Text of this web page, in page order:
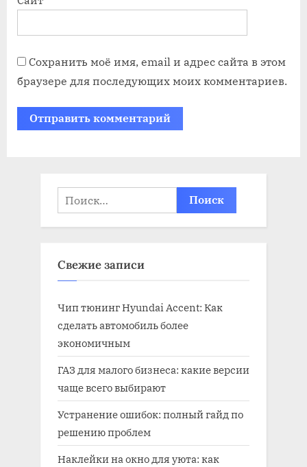
Сохранить моё имя, email и адрес сайта в этом
браузере для последующих моих комментариев.
Найти:
Свежие записи
Чип тюнинг Hyundai Accent: Как
сделать автомобиль более
экономичным
ГАЗ для малого бизнеса: какие версии
чаще всего выбирают
Устранение ошибок: полный гайд по
решению проблем
Наклейки на окно для уюта: как